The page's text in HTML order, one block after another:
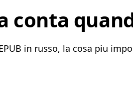
conta
in russo, la cosa piu